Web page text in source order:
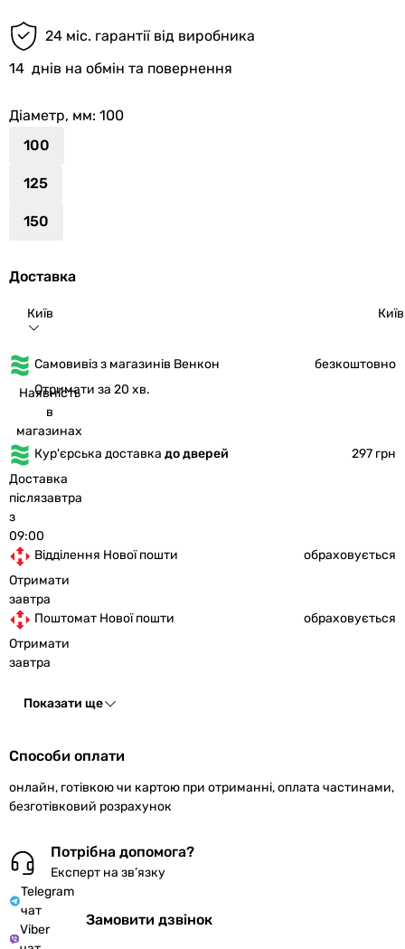
24 міс. гарантії від виробника
14 днів на обмін та повернення
Діаметр, мм: 100
100
125
150
Доставка
Київ Київ
Самовивіз з магазинів Венкон
безкоштовно
Наявність
в
магазинах
Отримати за 20 хв.
Кур'єрська доставка до дверей
297 грн
Доставка
післязавтра
з
09:00
Відділення Нової пошти
обраховується
Отримати
завтра
Поштомат Нової пошти
обраховується
Отримати
завтра
Показати ще
Способи оплати
онлайн, готівкою чи картою при отриманні, оплата частинами,
безготівковий розрахунок
Потрібна допомога?
Експерт на зв’язку
Telegram
чат
Viber
Замовити дзвінок